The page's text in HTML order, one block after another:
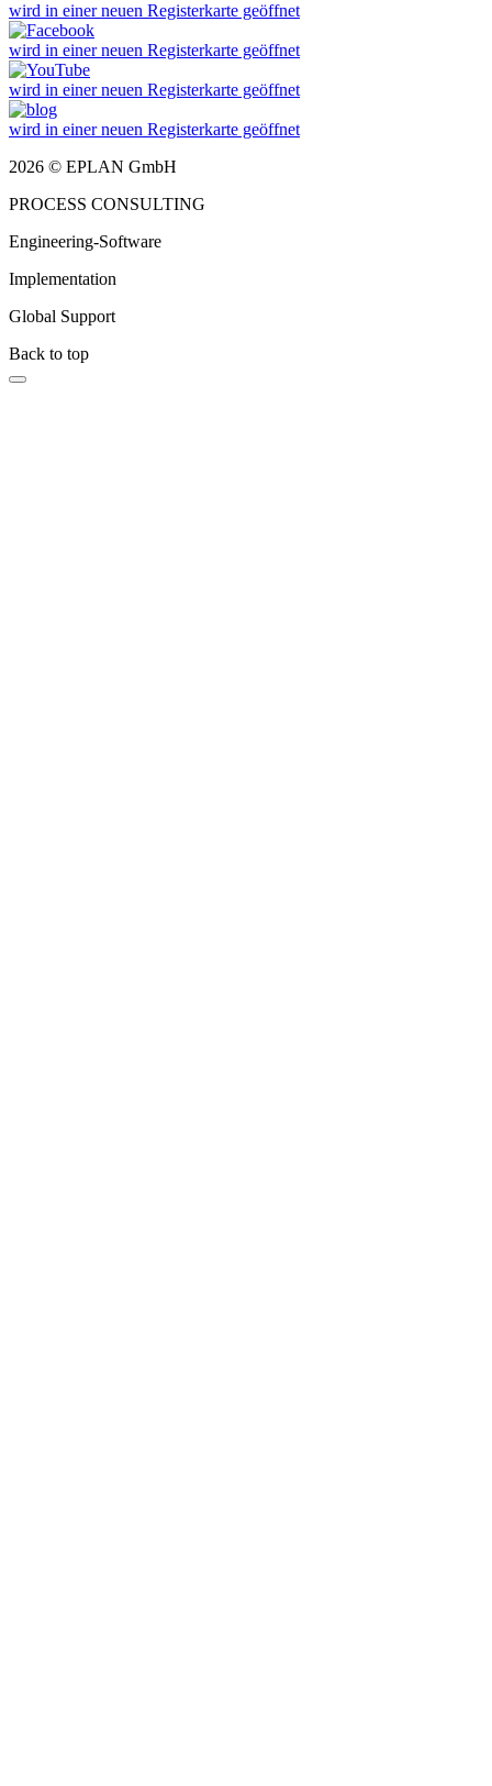
wird in einer neuen Registerkarte geöffnet
wird in einer neuen Registerkarte geöffnet
wird in einer neuen Registerkarte geöffnet
wird in einer neuen Registerkarte geöffnet
2026 © EPLAN GmbH
PROCESS CONSULTING
Engineering-Software
Implementation
Global Support
Back to top